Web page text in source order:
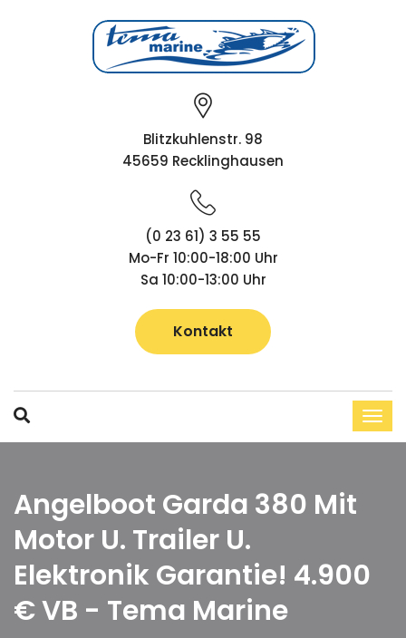
Blitzkuhlenstr. 98
45659 Recklinghausen
(0 23 61) 3 55 55
Mo-Fr 10:00-18:00 Uhr
Sa 10:00-13:00 Uhr
Kontakt
Angelboot Garda 380 Mit
Motor U. Trailer U.
Elektronik Garantie! 4.900
€ VB - Tema Marine